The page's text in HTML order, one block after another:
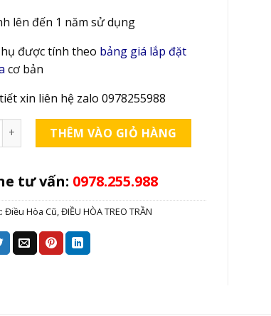
lên đến 1 năm sử dụng
được tính theo bảng giá lắp đặt
cơ bản
xin liên hệ zalo 0978255988
cũ âm trần 36000 btu midea MCD-36CRN1-R số lượng
THÊM VÀO GIỎ HÀNG
tư vấn: 0978.255.988
Điều Hòa Cũ,ĐIỀU HÒA TREO TRẦN